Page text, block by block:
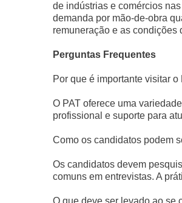
de indústrias e comércios
demanda por mão-de-obra
remuneração e as condições
Perguntas Frequentes
Por que é importante visitar
O PAT oferece uma
profissional e suporte para
Como os candidatos podem
Os candidatos devem
comuns em entrevistas. A
O que deve ser levado ao se